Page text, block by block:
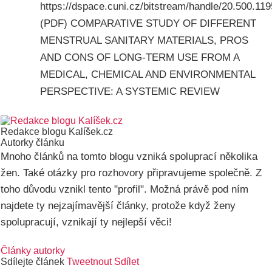
https://dspace.cuni.cz/bitstream/handle/
(PDF) COMPARATIVE STUDY OF DIFFERENT
MENSTRUAL SANITARY MATERIALS, PROS
AND CONS OF LONG-TERM USE FROM A
MEDICAL, CHEMICAL AND ENVIRONMENTAL
PERSPECTIVE: A SYSTEMIC REVIEW
Redakce blogu Kalíšek.cz
Autorky článku
Mnoho článků na tomto blogu vzniká spoluprací několika
žen. Také otázky pro rozhovory připravujeme společně. Z
toho důvodu vznikl tento "profil". Možná právě pod ním
najdete ty nejzajímavější články, protože když ženy
spolupracují, vznikají ty nejlepší věci!
Články autorky
Sdílejte článek Tweetnout Sdílet